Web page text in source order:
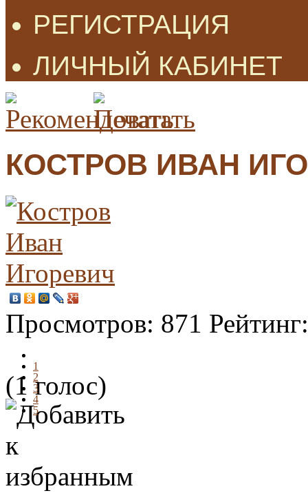
РЕГИСТРАЦИЯ
ЛИЧНЫЙ КАБИНЕТ
КОСТРОВ ИВАН
Просмотров: 871 Рейтинг:
1
2
3
4
5
(1 голос)